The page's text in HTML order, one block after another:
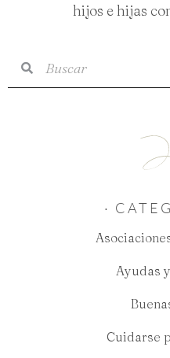
hijos e hijas
Buscar
·
Ayudas
Cuidarse